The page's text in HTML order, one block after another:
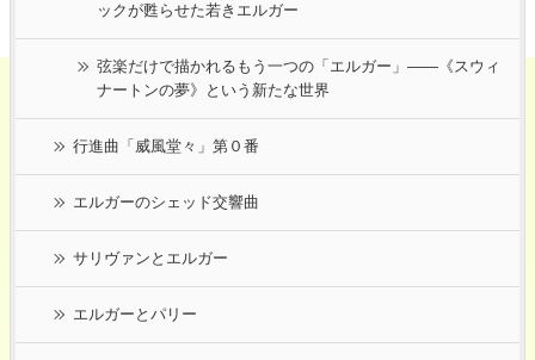
ックが甦らせた若きエルガー
弦楽だけで描かれるもう一つの「エルガー」――《スウィ
ナートンの夢》という新たな世界
行進曲「威風堂々」第０番
エルガーのシェッド交響曲
サリヴァンとエルガー
エルガーとパリー